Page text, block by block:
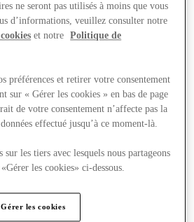
ne seront pas utilisés à moins que vous
d’informations, veuillez consulter notre
et notre
Politique de
préférences et retirer votre consentement
sur « Gérer les cookies » en bas de page
de votre consentement n’affecte pas la
effectué jusqu’à ce moment-là.
les tiers avec lesquels nous partageons
les cookies» ci-dessous.
Gérer les cookies